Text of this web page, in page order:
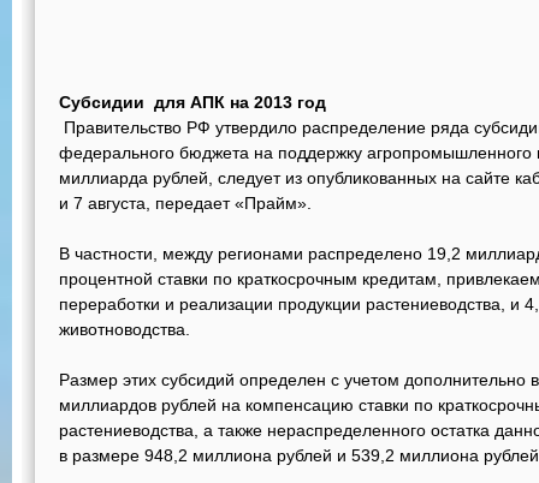
Субсидии для АПК на 2013 год
Правительство РФ утвердило распределение ряда
федерального бюджета на поддержку
миллиарда рублей, следует из опубликованных на сайте
и 7 августа, передает «Прайм».
В частности, между регионами распределено 19,2
процентной ставки по краткосрочным кредитам,
переработки и реализации продукции растениеводства, и
животноводства.
Размер этих субсидий определен с учетом дополнительно
миллиардов рублей на компенсацию ставки по
растениеводства, а также нераспределенного остатка
в размере 948,2 миллиона рублей и 539,2 миллиона рублей